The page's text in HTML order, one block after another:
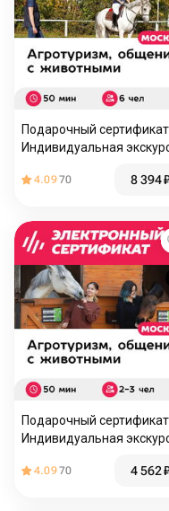
Подарочный сертификат
Индивидуальная
верхом, до 6 чел. (50
4.0970 8 394₽
Подарочный сертификат
Индивидуальная
верхом, до 3 чел. (50
4.0970 4 562₽